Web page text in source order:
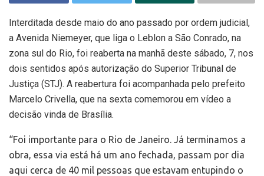
Interditada desde maio do ano passado por ordem judicial,
a Avenida Niemeyer, que liga o Leblon a São Conrado, na
zona sul do Rio, foi reaberta na manhã deste sábado, 7, nos
dois sentidos após autorização do Superior Tribunal de
Justiça (STJ). A reabertura foi acompanhada pelo prefeito
Marcelo Crivella, que na sexta comemorou em vídeo a
decisão vinda de Brasília.
“Foi importante para o Rio de Janeiro. Já terminamos a
obra, essa via está há um ano fechada, passam por dia
aqui cerca de 40 mil pessoas que estavam entupindo o